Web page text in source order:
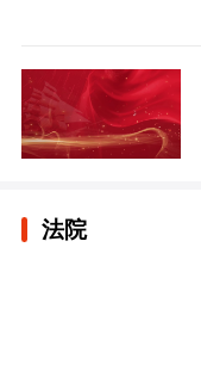
法院